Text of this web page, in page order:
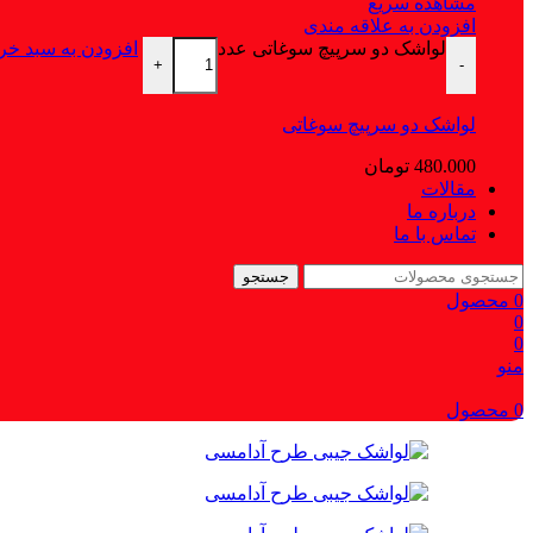
افزودن به علاقه مندی
-
لواشک دو سرپیچ سوغاتی عدد
+
افزودن به سبد
لواشک دو سرپیچ سوغاتی
480.000 تومان
مقالات
درباره ما
تماس با ما
جستجو
0 محصول
0
0
منو
0 محصول